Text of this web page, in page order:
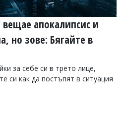
апокалипсис и
но зове: Бягайте в
за себе си в трето лице,
си как да постъпят в ситуация